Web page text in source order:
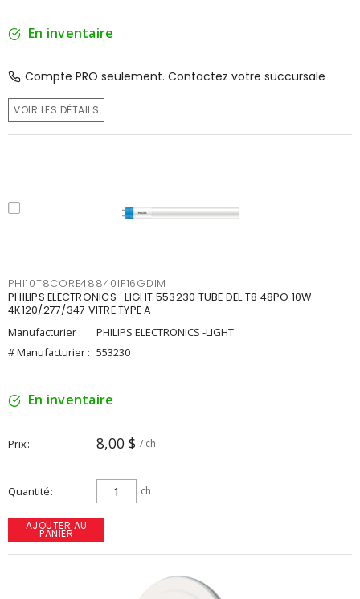
En inventaire
Compte PRO seulement. Contactez votre succursale
VOIR LES DÉTAILS
PHI10T8CORE48840IF16GDIM
PHILIPS ELECTRONICS -LIGHT 553230 TUBE DEL T8 48PO 10W
4K120/277/347 VITRE TYPE A
Manufacturier :
PHILIPS ELECTRONICS -LIGHT
# Manufacturier : 553230
En inventaire
Prix 8,00 $ / ch
Quantité ch
AJOUTER AU
PANIER